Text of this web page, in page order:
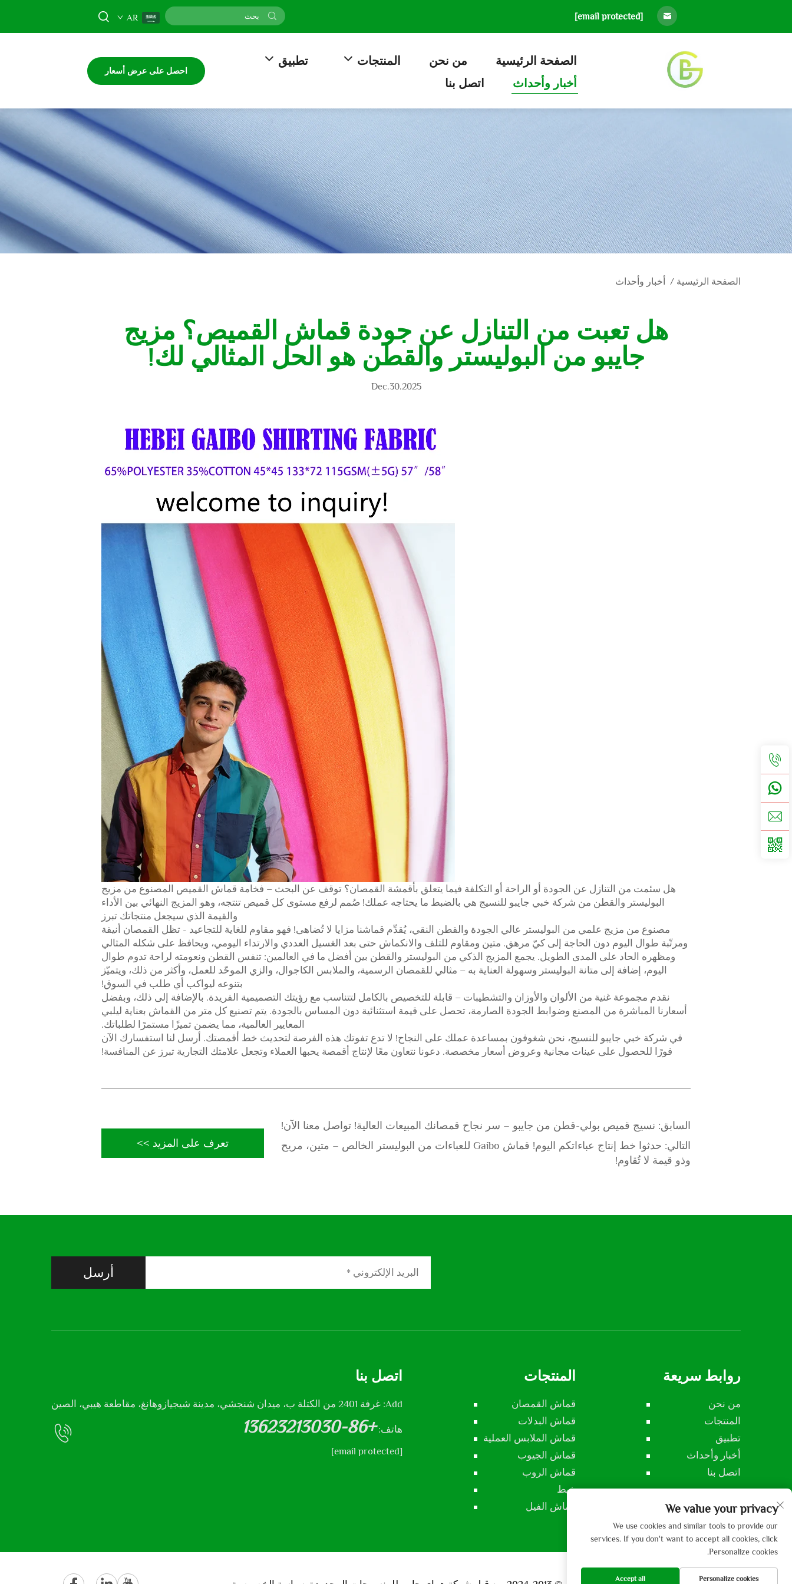
[email protected]
AR
الصفحة الرئيسية من نحن المنتجات
تطبيق
أخبار وأحداث
اتصل بنا
احصل على عرض أسعار
الصفحة الرئيسية / أخبار وأحداث
هل تعبت من التنازل عن جودة قماش القميص؟ مزيج
جايبو من البوليستر والقطن هو الحل المثالي لك!
Dec.30.2025
هل سئمت من التنازل عن الجودة أو الراحة أو التكلفة فيما يتعلق بأقمشة القمصان؟ توقف عن البحث – فخامة قماش القميص المصنوع من مزيج
البوليستر والقطن من شركة خبي جايبو للنسيج هي بالضبط ما يحتاجه عملك! صُمم لرفع مستوى كل قميص تنتجه، وهو المزيج النهائي بين الأداء
والقيمة الذي سيجعل منتجاتك تبرز
مصنوع من مزيج علمي من البوليستر عالي الجودة والقطن النقي، يُقدِّم قماشنا مزايا لا تُضاهى! فهو مقاوم للغاية للتجاعيد - تظل القمصان أنيقة
ومرتّبة طوال اليوم دون الحاجة إلى كيّ مرهق. متين ومقاوم للتلف والانكماش حتى بعد الغسيل العددي والارتداء اليومي، ويحافظ على شكله المثالي
ومظهره الحاد على المدى الطويل. يجمع المزيج الذكي من البوليستر والقطن بين أفضل ما في العالمين: تنفس القطن ونعومته لراحة تدوم طوال
اليوم، إضافة إلى متانة البوليستر وسهولة العناية به – مثالي للقمصان الرسمية، والملابس الكاجوال، والزي الموحّد للعمل، وأكثر من ذلك، ويتميّز
بتنوعه ليواكب أي طلب في السوق!
نقدم مجموعة غنية من الألوان والأوزان والتشطيبات – قابلة للتخصيص بالكامل لتتناسب مع رؤيتك التصميمية الفريدة. بالإضافة إلى ذلك، وبفضل
أسعارنا المباشرة من المصنع وضوابط الجودة الصارمة، تحصل على قيمة استثنائية دون المساس بالجودة. يتم تصنيع كل متر من القماش بعناية ليلبي
المعايير العالمية، مما يضمن تميزًا مستمرًا لطلباتك.
في شركة خبي جايبو للنسيج، نحن شغوفون بمساعدة عملك على النجاح! لا تدع تفوتك هذه الفرصة لتحديث خط أقمصتك. أرسل لنا استفسارك الآن
فورًا للحصول على عينات مجانية وعروض أسعار مخصصة. دعونا نتعاون معًا لإنتاج أقمصة يحبها العملاء وتجعل علامتك التجارية تبرز عن المنافسة!
السابق: نسيج قميص بولي-قطن من جايبو – سر نجاح قمصانك المبيعات العالية! تواصل معنا الآن!
التالي:
حدثوا خط إنتاج عباءاتكم اليوم! قماش Gaibo للعباءات من البوليستر الخالص – متين، مريح
وذو قيمة لا تُقاوم!
تعرف على المزيد >>
أرسل
روابط سريعة
من نحن
المنتجات
تطبيق
أخبار وأحداث
اتصل بنا
المنتجات
قماش القمصان
قماش البدلات
قماش الملابس العملية
قماش الجيوب
قماش الروب
خيط
قماش الفيل
اتصل بنا
Add: غرفة 2401 من الكتلة ب، ميدان شنجشي، مدينة شيجيازوهانغ، مقاطعة هيبي، الصين
هاتف: +86-13623213030
[email protected]
We value your privacy
We use cookies and similar tools to provide our
services. If you don't want to accept all cookies, click
Personalize cookies.
Personalize cookies
Accept all